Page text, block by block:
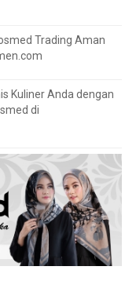
Trading Aman
Kuliner Anda dengan
di